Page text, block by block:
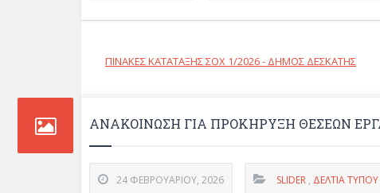
ΠΙΝΑΚΕΣ ΚΑΤΑΤΑΞΗΣ ΣΟΧ 1/2026 - ΔΗΜΟΣ ΔΕΣΚΑΤΗΣ
ΑΝΑΚΟΙΝΩΣΗ ΓΙΑ ΠΡΟΚΗΡΥΞΗ ΘΕΣΕΩΝ
24 ΦΕΒΡΟΥΑΡΊΟΥ, 2026 SLIDER , ΔΕΛΤΊΑ ΤΎΠΟΥ